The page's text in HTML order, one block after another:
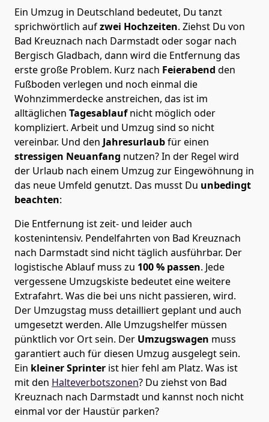
Ein Umzug in Deutschland bedeutet, Du tanzt
sprichwörtlich aufzwei Hochzeiten. Ziehst Du von
Bad Kreuznach nach Darmstadt oder sogar nach
Bergisch Gladbach, dann wird die Entfernung das
erste große Problem. Kurz nach Feierabend den
Fußboden verlegen und noch einmal die
Wohnzimmerdecke anstreichen, das ist im
alltäglichen Tagesablaufnicht möglich oder
kompliziert. Arbeit und Umzug sind so nicht
vereinbar. Und den Jahresurlaubfür einen
stressigen Neuanfang nutzen? In der Regel wird
der Urlaub nach einem Umzug zur Eingewöhnung in
das neue Umfeld genutzt. Das musst Du unbedingt
beachten:
Die Entfernung ist zeit- und leider auch
kostenintensiv. Pendelfahrten von Bad Kreuznach
nach Darmstadt sind nicht täglich ausführbar. Der
logistische Ablauf muss zu 100 % passen. Jede
vergessene Umzugskiste bedeutet eine weitere
Extrafahrt. Was die bei uns nicht passieren, wird.
Der Umzugstag muss detailliert geplant und auch
umgesetzt werden. Alle Umzugshelfer müssen
pünktlich vor Ort sein. Der Umzugswagen muss
garantiert auch für diesen Umzug ausgelegt sein.
Ein kleiner Sprinter ist hier fehl am Platz. Was ist
mit den Halteverbotszonen? Du ziehst von Bad
Kreuznach nach Darmstadt und kannst noch nicht
einmal vor der Haustür parken?